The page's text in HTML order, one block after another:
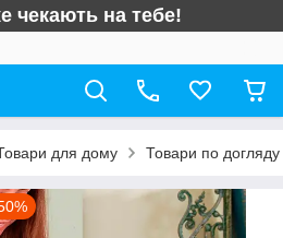
чекають на тебе!
для дому Товари по